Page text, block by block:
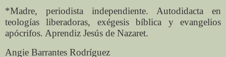
*Madre, periodista independiente. Autodidacta en
teologías liberadoras, exégesis bíblica y evangelios
apócrifos. Aprendiz Jesús de Nazaret.
Angie Barrantes Rodríguez